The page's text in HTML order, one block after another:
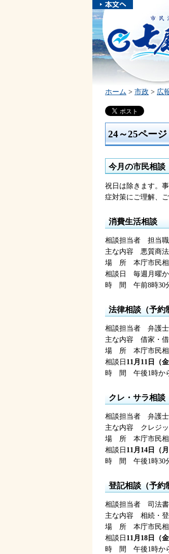
本文へスキ
ップしま
す。
市民活躍都市
ホーム > 市政 > 広
24～25ページ
今月の市民相談
祝日は除きます。
症対策にご理解、
消費生活相談
相談担当者 担 当
主な内容
悪質商
場
所 本庁市民
相談日
毎週月曜
時
間 午前8時30
法律相談（予約
相談担当者 弁護士
主な内容
借家・
場
所 本庁市民
相談日 11月11日（
時
間 午後1時か
クレ・サラ相談
相談担当者 弁護士
主な内容
ク レジ
場
所 本庁市民
相談日 11月14日（月
時
間 午後1時30
登記相談（予約
相談担当者 司 法
主な内容
相続・
場
所 本庁市民
相談日 11月18日（金
時
間 午後1時か